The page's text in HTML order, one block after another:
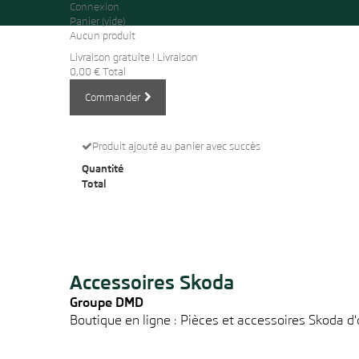
Connexion
Panier (vide)
Aucun produit
Livraison gratuite ! Livraison
0,00 € Total
Commander
Produit ajouté au panier avec succès
Quantité
Total
Accessoires Skoda
Groupe DMD
Boutique en ligne : Pièces et accessoires Skoda